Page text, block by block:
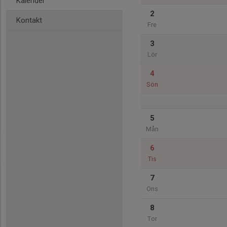
Kontakt
2
Fre
3
Lör
4
Sön
5
Mån
6
Tis
7
Ons
8
Tor